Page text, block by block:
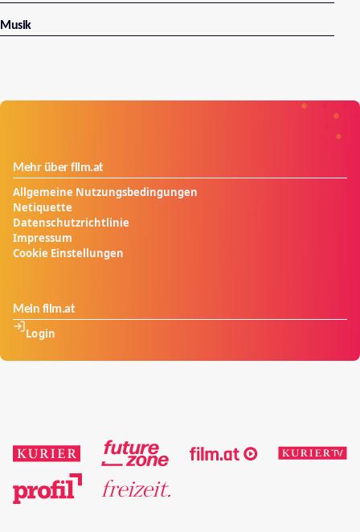
Musik
Mehr über film.at
Allgemeine Nutzungsbedingungen
Netiquette
Datenschutzrichtlinie
Impressum
Cookie Einstellungen
Mein film.at
Login